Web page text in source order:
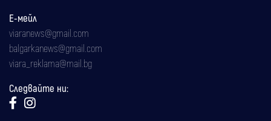
Е-мейл
viaranews@gmail.com
balgarkanews@gmail.com
viara_reklama@mail.bg
Следвайте ни: